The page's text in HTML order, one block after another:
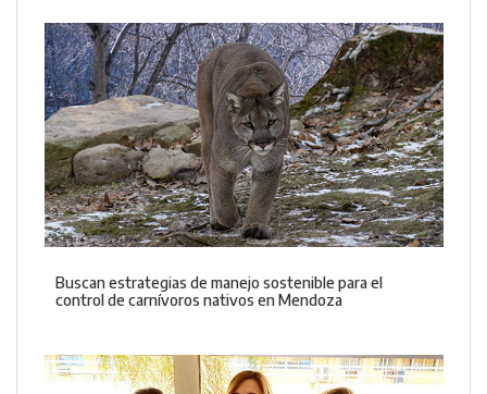
Buscan estrategias de manejo sostenible para el
control de carnívoros nativos en Mendoza